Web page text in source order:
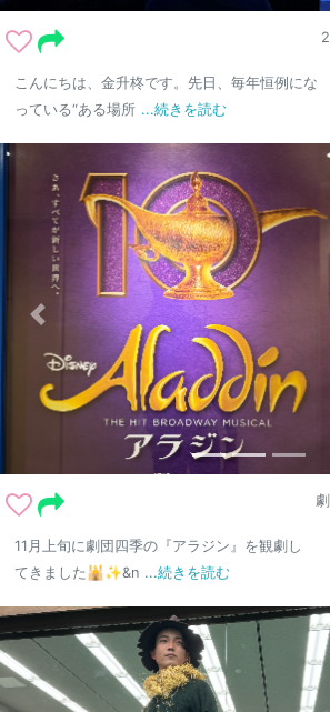
こんにちは、金升柊です。先日、毎年恒例にな
っている“ある場所 ...続きを読む
11月上旬に劇団四季の『アラジン』を観劇し
てきました🕌✨&n ...続きを読む